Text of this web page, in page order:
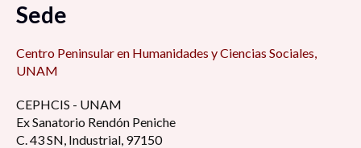
Sede
Centro Peninsular en Humanidades y Ciencias Sociales,
UNAM
CEPHCIS - UNAM
Ex Sanatorio Rendón Peniche
C. 43 SN, Industrial, 97150